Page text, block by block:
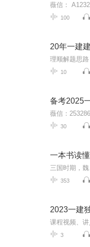
薇信：
100
20年一建
理顺解题思路
10
备考2025
薇信：
30
一本书读
353
2023一建
3